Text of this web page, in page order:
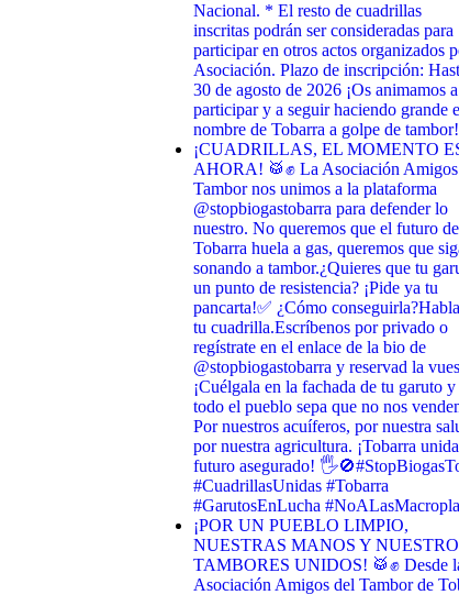
Nacional. * El resto de cuadrillas
inscritas podrán ser consideradas para
participar en otros actos organizados
Asociación. Plazo de inscripción:
30 de agosto de 2026 ¡Os animamos a
participar y a seguir haciendo grande
nombre de Tobarra a golpe de tambor!
¡CUADRILLAS, EL MOMENTO
AHORA! 🥁✊ La Asociación
Tambor nos unimos a la plataforma
@stopbiogastobarra para defender lo
nuestro. No queremos que el futuro de
Tobarra huela a gas, queremos que
sonando a tambor. ​¿Quieres que tu
un punto de resistencia? ¡Pide ya tu
pancarta! ​✅ ¿Cómo conseguirla?
tu cuadrilla. ​Escríbenos por privado o
regístrate en el enlace de la bio de
@stopbiogastobarra y reservad la
¡Cuélgala en la fachada de tu garuto
todo el pueblo sepa que no nos
Por nuestros acuíferos, por nuestra
por nuestra agricultura. ¡Tobarra
futuro asegurado! 🖐️🚫
#CuadrillasUnidas #Tobarra
#GarutosEnLucha
¡POR UN PUEBLO LIMPIO,
NUESTRAS MANOS Y
TAMBORES UNIDOS! 🥁✊ Desde
Asociación Amigos del Tambor de